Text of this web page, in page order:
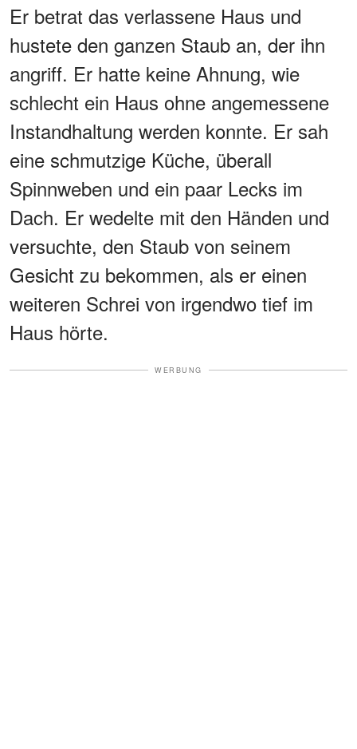
Er betrat das verlassene Haus und
hustete den ganzen Staub an, der ihn
angriff. Er hatte keine Ahnung, wie
schlecht ein Haus ohne angemessene
Instandhaltung werden konnte. Er sah
eine schmutzige Küche, überall
Spinnweben und ein paar Lecks im
Dach. Er wedelte mit den Händen und
versuchte, den Staub von seinem
Gesicht zu bekommen, als er einen
weiteren Schrei von irgendwo tief im
Haus hörte.
WERBUNG